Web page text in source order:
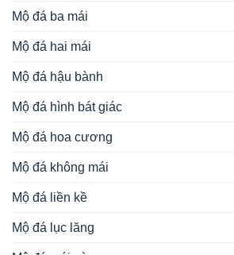
Mộ đá ba mái
Mộ đá hai mái
Mộ đá hậu bành
Mộ đá hình bát giác
Mộ đá hoa cương
Mộ đá không mái
Mộ đá liền kề
Mộ đá lục lăng